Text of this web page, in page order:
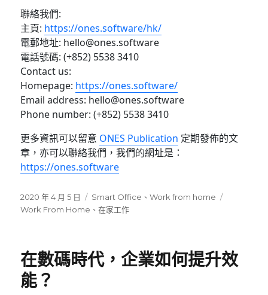
聯絡我們:
主頁: https://ones.software/hk/
電郵地址: hello@ones.software
電話號碼: (+852) 5538 3410
Contact us:
Homepage: https://ones.software/
Email address: hello@ones.software
Phone number: (+852) 5538 3410
更多資訊可以留意 ONES Publication 定期發佈的文
章，亦可以聯絡我們，我們的網址是：
https://ones.software
發
佈
2020 年 4 月 5 日
分
類
Smart Office 、Work from home
Work From Home 、在家工作
在數碼時代，企業如何提升效
能？